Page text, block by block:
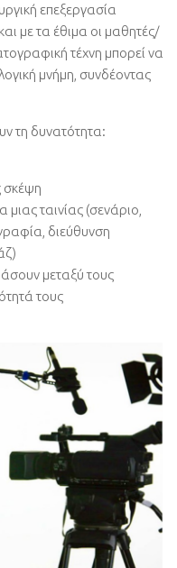
επεξεργασία
με τα έθιμα οι μαθητές/
τέχνη μπορεί να
μνήμη, συνδέοντας
τη δυνατότητα:
σκέψη
ταινίας (σενάριο,
διεύθυνση
μεταξύ τους
τους